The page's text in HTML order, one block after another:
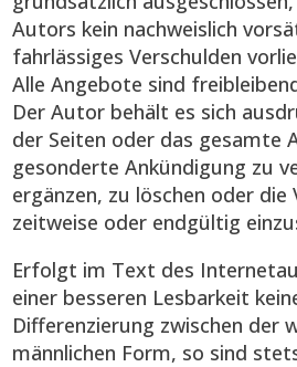
Autors kein nachweislich
fahrlässiges Verschulden
Alle Angebote sind
Der Autor behält es sich
der Seiten oder das gesamte
gesonderte Ankündigung zu
ergänzen, zu löschen oder
zeitweise oder endgültig
Erfolgt im Text des
einer besseren Lesbarkeit
Differenzierung zwischen der
männlichen Form, so sind